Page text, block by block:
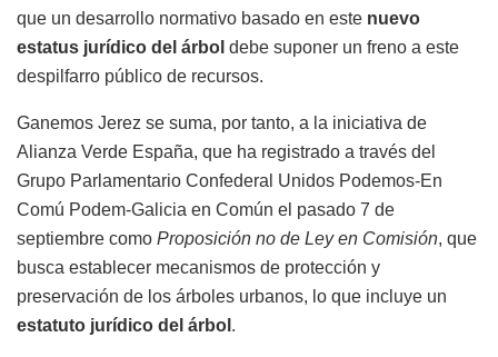
que un desarrollo normativo basado en este nuevo
estatus jurídico del árbol debe suponer un freno a este
despilfarro público de recursos.
Ganemos Jerez se suma, por tanto, a la iniciativa de
Alianza Verde España, que ha registrado a través del
Grupo Parlamentario Confederal Unidos Podemos-En
Comú Podem-Galicia en Común el pasado 7 de
septiembre como Proposición no de Ley en Comisión, que
busca establecer mecanismos de protección y
preservación de los árboles urbanos, lo que incluye un
estatuto jurídico del árbol .